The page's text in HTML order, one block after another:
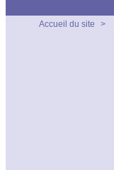
Accueil du site >